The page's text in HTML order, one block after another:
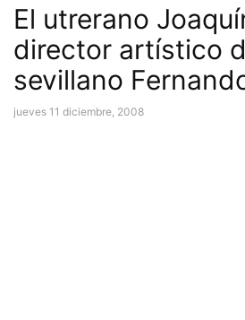
El utrerano
director artístico
sevillano
jueves 11 diciembre, 2008